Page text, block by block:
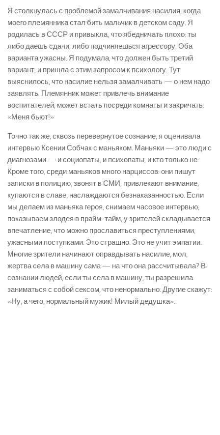
Я столкнулась с проблемой замалчивания насилия, когда
моего племянника стал бить мальчик в детском саду. Я
родилась в СССР и привыкла, что ябедничать плохо: ты
либо даешь сдачи, либо подчиняешься агрессору. Оба
варианта ужасны. Я подумала, что должен быть третий
вариант, и пришла с этим запросом к психологу. Тут
выяснилось, что насилие нельзя замалчивать — о нем надо
заявлять. Племянник может привлечь внимание
воспитателей, может встать посреди комнаты и закричать:
«Меня бьют!»
Точно так же, сквозь перевернутое сознание, я оценивала
интервью Ксении Собчак с маньяком. Маньяки — это люди с
диагнозами — и социопаты, и психопаты, и кто только не.
Кроме того, среди маньяков много нарциссов: они пишут
записки в полицию, звонят в СМИ, привлекают внимание,
купаются в славе, наслаждаются безнаказанностью. Если
мы делаем из маньяка героя, снимаем часовое интервью,
показываем злодея в прайм-тайм, у зрителей складывается
впечатление, что можно прославиться преступлениями,
ужасными поступками. Это страшно. Это не учит эмпатии.
Многие зрители начинают оправдывать насилие, мол,
жертва села в машину сама — на что она рассчитывала? В
сознании людей, если ты села в машину, ты разрешила
заниматься с собой сексом, что ненормально. Другие скажут:
«Ну, а чего, нормальный мужик! Милый дедушка».